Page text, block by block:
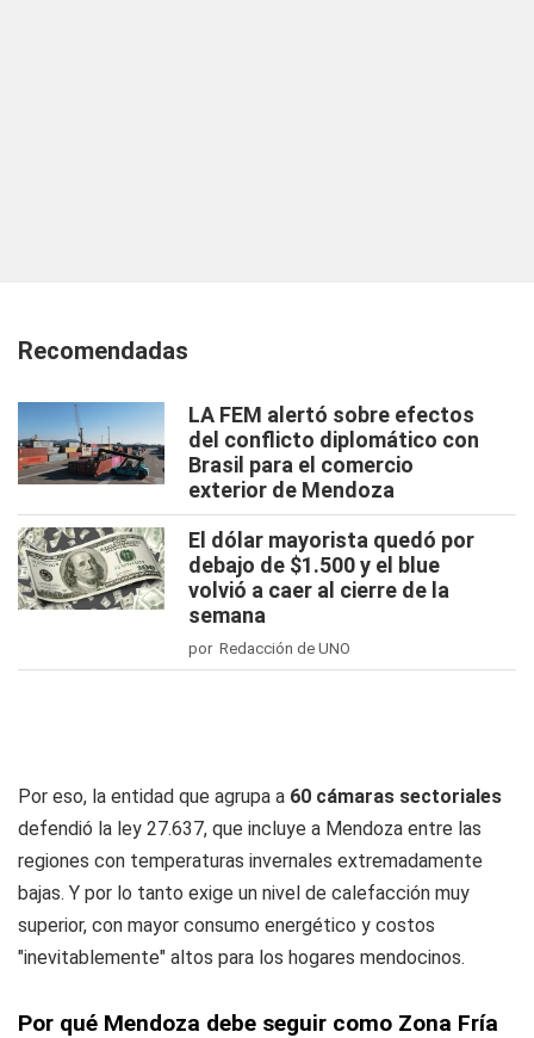
Recomendadas
LA FEM alertó sobre efectos
del conflicto diplomático con
Brasil para el comercio
exterior de Mendoza
El dólar mayorista quedó por
debajo de $1.500 y el blue
volvió a caer al cierre de la
semana
por Redacción de UNO
Por eso, la entidad que agrupa a 60 cámaras sectoriales
defendió la ley 27.637, que incluye a Mendoza entre las
regiones con temperaturas invernales extremadamente
bajas. Y por lo tanto exige un nivel de calefacción muy
superior, con mayor consumo energético y costos
"inevitablemente" altos para los hogares mendocinos.
Por qué Mendoza debe seguir como Zona Fría